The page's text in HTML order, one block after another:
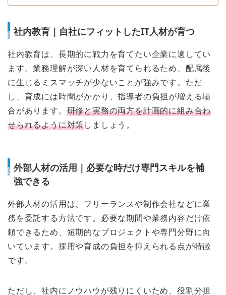
社内教育｜自社にフィットしたIT人材が育つ
社内教育は、長期的に戦力を育てたい企業に適してい
ます。業務理解が深い人材を育てられるため、配属後
に生じるミスマッチが少ないことが強みです。ただ
し、育成には時間がかかり、指導者の負担が増える場
合があります。 研修と実務の両方を計画的に組み合わ
せられるように対策しましょう。
外部人材の活用｜必要な時だけ専門スキルを補
強できる
外部人材の活用は、フリーランスや制作会社などに業
務を委託する方法です。必要な期間や業務内容だけ依
頼できるため、短期的なプロジェクトや専門分野に向
いています。採用や育成の負担を抑えられる点が特徴
です。
ただし、社内にノウハウが残りにくいため、役割分担